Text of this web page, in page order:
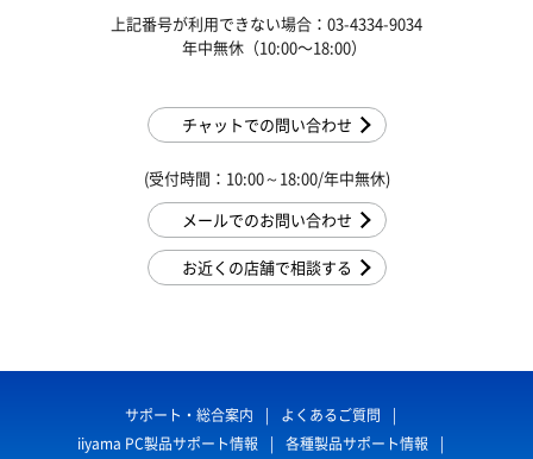
上記番号が利用できない場合：03-4334-9034
年中無休（10:00〜18:00）
チャットでの問い合わせ
(受付時間：10:00～18:00/年中無休)
メールでのお問い合わせ
お近くの店舗で相談する
サポート・総合案内
よくあるご質問
iiyama PC製品サポート情報
各種製品サポート情報